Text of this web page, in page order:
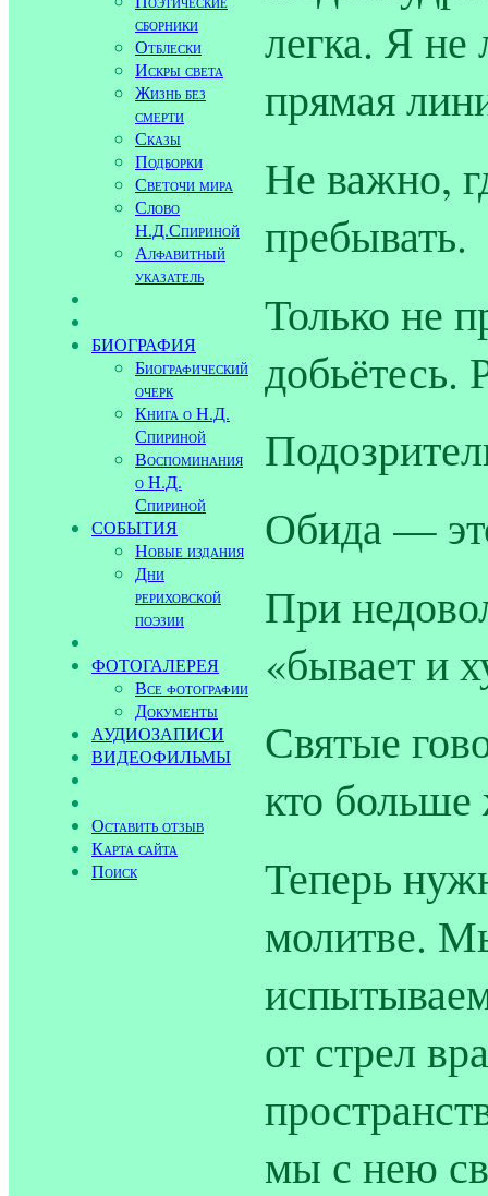
сборники
Отблески
Искры света
Жизнь без
смерти
Сказы
Подборки
Светочи мира
Слово
Н.Д.Спириной
Алфавитный
указатель
БИОГРАФИЯ
Биографический
очерк
Книга о Н.Д.
Спириной
Воспоминания
о Н.Д.
Спириной
СОБЫТИЯ
Новые издания
Дни
рериховской
поэзии
ФОТОГАЛЕРЕЯ
Все фотографии
Документы
АУДИОЗАПИСИ
ВИДЕОФИЛЬМЫ
Оставить отзыв
Карта сайта
Поиск
легка. Я
прямая
Не важно,
пребывать.
Только не
добьётесь.
Обида —
При
«бывает и
Святые
кто больше
Теперь
молитве.
от стрел
мы с нею